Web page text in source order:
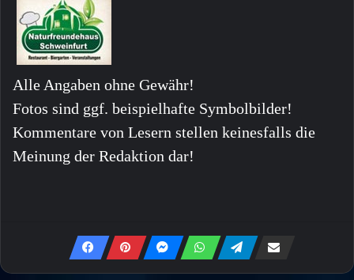
Alle Angaben ohne Gewähr!
Fotos sind ggf. beispielhafte Symbolbilder!
Kommentare von Lesern stellen keinesfalls die
Meinung der Redaktion dar!